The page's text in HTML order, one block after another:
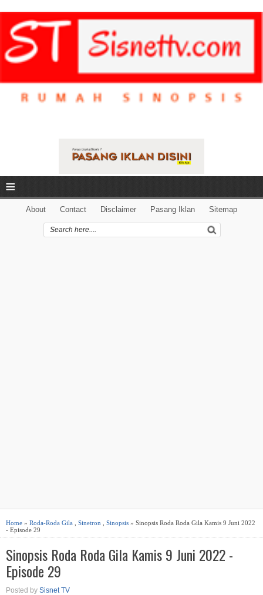
≡
About Contact Disclaimer Pasang Iklan Sitemap
Home » Roda-Roda Gila Sinetron Sinopsis » Sinopsis Roda Roda Gila Kamis 9 Juni 2022
- Episode 29
Sinopsis Roda Roda Gila Kamis 9 Juni 2022 -
Episode 29
Posted by Sisnet TV